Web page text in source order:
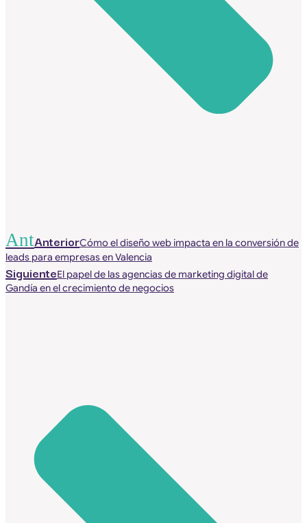
AntAnteriorCómo el diseño web impacta en la conversión de
leads para empresas en Valencia
SiguienteEl papel de las agencias de marketing digital de
Gandía en el crecimiento de negocios